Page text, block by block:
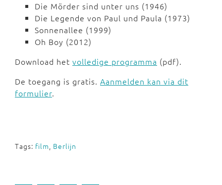
Die Mörder sind unter uns (1946)
Die Legende von Paul und Paula (1973)
Sonnenallee (1999)
Oh Boy (2012)
Download het volledige programma (pdf).
De toegang is gratis. Aanmelden kan via dit
formulier.
Tags: film, Berlijn